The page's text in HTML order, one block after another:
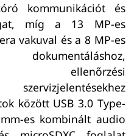
kommunikációt és
míg a 13 MP-es
vakuval és a 8 MP-es
ellenőrzési
között USB 3.0 Type-
es kombinált audio